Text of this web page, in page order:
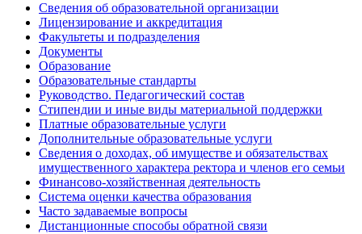
Сведения об образовательной организации
Лицензирование и аккредитация
Факультеты и подразделения
Документы
Образование
Образовательные стандарты
Руководство. Педагогический состав
Стипендии и иные виды материальной поддержки
Платные образовательные услуги
Дополнительные образовательные услуги
Сведения о доходах, об имуществе и обязательствах
имущественного характера ректора и членов его семьи
Финансово-хозяйственная деятельность
Система оценки качества образования
Часто задаваемые вопросы
Дистанционные способы обратной связи